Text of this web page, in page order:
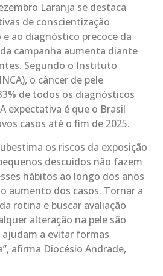
Laranja se destaca
de conscientização
ao diagnóstico precoce da
campanha aumenta diante
Segundo o Instituto
o câncer de pele
de todos os diagnósticos
expectativa é que o Brasil
casos até o fim de 2025.
os riscos da exposição
descuidos não fazem
hábitos ao longo dos anos
aumento dos casos. Tornar a
rotina e buscar avaliação
alteração na pele são
a evitar formas
afirma Diocésio Andrade,